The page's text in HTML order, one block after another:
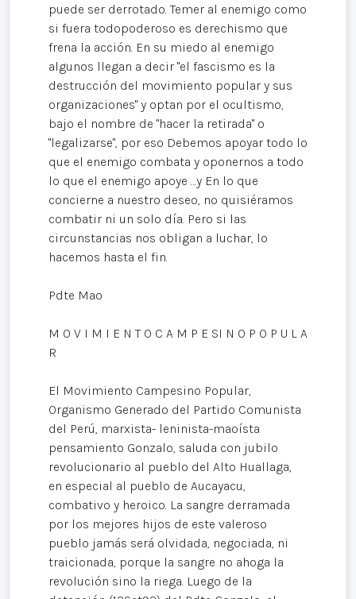
puede ser derrotado. Temer al enemigo como
si fuera todopoderoso es derechismo que
frena la acción. En su miedo al enemigo
algunos llegan a decir "el fascismo es la
destrucción del movimiento popular y sus
organizaciones" y optan por el ocultismo,
bajo el nombre de "hacer la retirada" o
"legalizarse", por eso Debemos apoyar todo lo
que el enemigo combata y oponernos a todo
lo que el enemigo apoye …y En lo que
concierne a nuestro deseo, no quisiéramos
combatir ni un solo día. Pero si las
circunstancias nos obligan a luchar, lo
hacemos hasta el fin.
Pdte Mao
M O V I M I E N T O C A M P E SI N O P O P U L A
R
El Movimiento Campesino Popular,
Organismo Generado del Partido Comunista
del Perú, marxista- leninista-maoísta
pensamiento Gonzalo, saluda con jubilo
revolucionario al pueblo del Alto Huallaga,
en especial al pueblo de Aucayacu,
combativo y heroico. La sangre derramada
por los mejores hijos de este valeroso
pueblo jamás será olvidada, negociada, ni
traicionada, porque la sangre no ahoga la
revolución sino la riega. Luego de la